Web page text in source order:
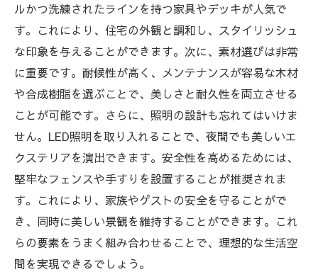
ルかつ洗練されたラインを持つ家具やデッキが人気で
す。これにより、住宅の外観と調和し、スタイリッシュ
な印象を与えることができます。次に、素材選びは非常
に重要です。耐候性が高く、メンテナンスが容易な木材
や合成樹脂を選ぶことで、美しさと耐久性を両立させる
ことが可能です。さらに、照明の設計も忘れてはいけま
せん。LED照明を取り入れることで、夜間でも美しいエ
クステリアを演出できます。安全性を高めるためには、
堅牢なフェンスや手すりを設置することが推奨されま
す。これにより、家族やゲストの安全を守ることがで
き、同時に美しい景観を維持することができます。これ
らの要素をうまく組み合わせることで、理想的な生活空
間を実現できるでしょう。